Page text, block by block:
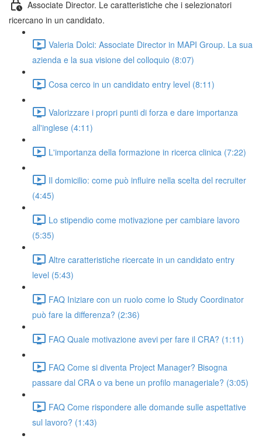
Associate Director. Le caratteristiche che i selezionatori
ricercano in un candidato.
Valeria Dolci: Associate Director in MAPI Group. La sua
azienda e la sua visione del colloquio (8:07)
Cosa cerco in un candidato entry level (8:11)
Valorizzare i propri punti di forza e dare importanza
all'inglese (4:11)
L'importanza della formazione in ricerca clinica (7:22)
Il domicilio: come può influire nella scelta del recruiter
(4:45)
Lo stipendio come motivazione per cambiare lavoro
(5:35)
Altre caratteristiche ricercate in un candidato entry
level (5:43)
FAQ Iniziare con un ruolo come lo Study Coordinator
può fare la differenza? (2:36)
FAQ Quale motivazione avevi per fare il CRA? (1:11)
FAQ Come si diventa Project Manager? Bisogna
passare dal CRA o va bene un profilo manageriale? (3:05)
FAQ Come rispondere alle domande sulle aspettative
sul lavoro? (1:43)